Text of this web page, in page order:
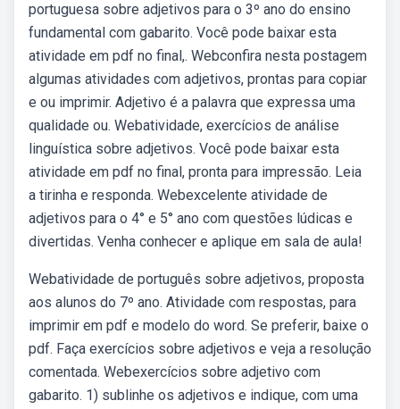
portuguesa sobre adjetivos para o 3º ano do ensino
fundamental com gabarito. Você pode baixar esta
atividade em pdf no final,. Webconfira nesta postagem
algumas atividades com adjetivos, prontas para copiar
e ou imprimir. Adjetivo é a palavra que expressa uma
qualidade ou. Webatividade, exercícios de análise
linguística sobre adjetivos. Você pode baixar esta
atividade em pdf no final, pronta para impressão. Leia
a tirinha e responda. Webexcelente atividade de
adjetivos para o 4° e 5° ano com questões lúdicas e
divertidas. Venha conhecer e aplique em sala de aula!
Webatividade de português sobre adjetivos, proposta
aos alunos do 7º ano. Atividade com respostas, para
imprimir em pdf e modelo do word. Se preferir, baixe o
pdf. Faça exercícios sobre adjetivos e veja a resolução
comentada. Webexercícios sobre adjetivo com
gabarito. 1) sublinhe os adjetivos e indique, com uma